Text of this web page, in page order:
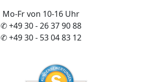
Mo-Fr von 10-16 Uhr
✆ +49 30 - 26 37 90 88
✆ +49 30 - 53 04 83 12